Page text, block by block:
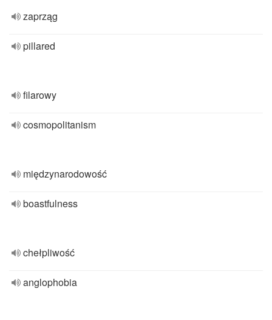
zaprząg
pillared
filarowy
cosmopolitanism
międzynarodowość
boastfulness
chełpliwość
anglophobia